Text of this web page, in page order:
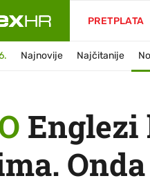
PRETPLATA
Najnovije Najčitanije